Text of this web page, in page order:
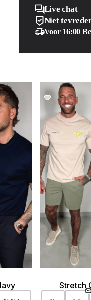
Live chat
Niet
Voor 16:00
Stretch